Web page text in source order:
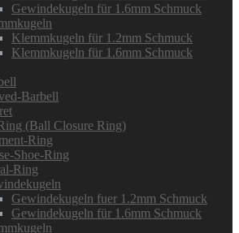
Gewindekugeln für 1.6mm Schmuck
Klemmkugeln für 1.2mm Schmuck
Klemmkugeln für 1.6mm Schmuck
Barbell
(Ball Closure Ring)
Ring
Shoe-Ring
Ring
Gewindekugeln fuer 1.2mm Schmuck
Gewindekugeln für 1.6mm Schmuck